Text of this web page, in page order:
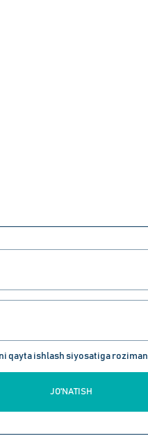
qayta ishlash siyosatiga roziman
JO'NATISH